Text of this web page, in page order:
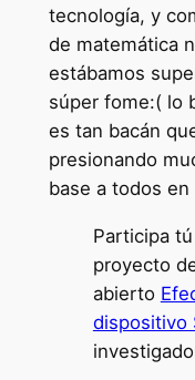
tecnología, y
de matemática
estábamos
súper fome:( lo
es tan bacán
presionando
base a todos
Participa
proyecto
abierto
dispositivo